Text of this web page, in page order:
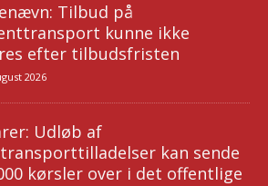
Tilbud på
kunne ikke
efter tilbudsfristen
2026
Udløb af
kan sende
kørsler over i det offentlige